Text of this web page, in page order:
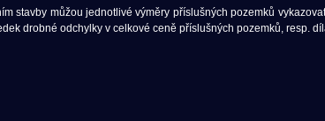
stavby můžou jednotlivé výměry příslušných pozemků
drobné odchylky v celkové ceně příslušných pozemků, resp.